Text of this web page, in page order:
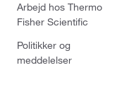
Arbejd hos Thermo
Fisher Scientific
Politikker og
meddelelser